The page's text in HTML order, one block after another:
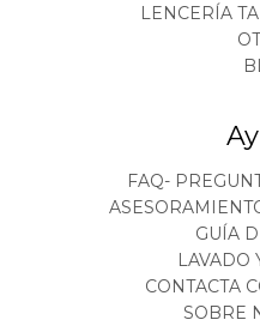
LENCERÍA
FAQ-
GUÍA
LAVADO
CONTACTA
SOBRE